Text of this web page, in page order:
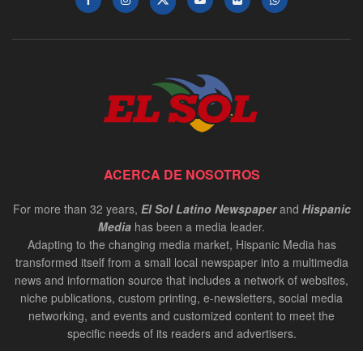
ACERCA DE NOSOTROS
For more than 32 years, El Sol Latino Newspaperand Hispanic
Media has been a media leader.
Adapting to the changing media market, Hispanic Media has
transformed itself from a small local newspaper into a multimedia
news and information source that includes a network of websites,
niche publications, custom printing, e-newsletters, social media
networking, and events and customized content to meet the
specific needs of its readers and advertisers.